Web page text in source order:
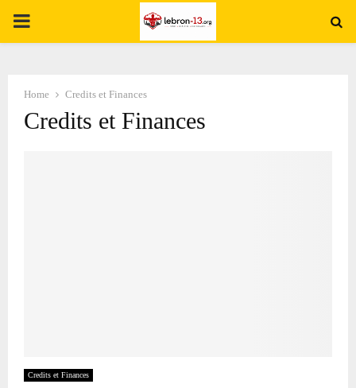
PRIMARY
Home Credits et Finances
Credits et Finances
Credits et Finances